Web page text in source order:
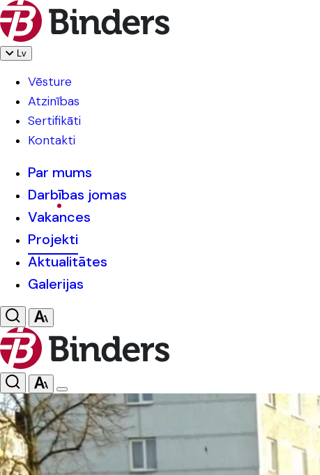
Lv
Vēsture
Atzinības
Sertifikāti
Kontakti
Par mums
Darbības jomas
Vakances
Projekti
Aktualitātes
Galerijas